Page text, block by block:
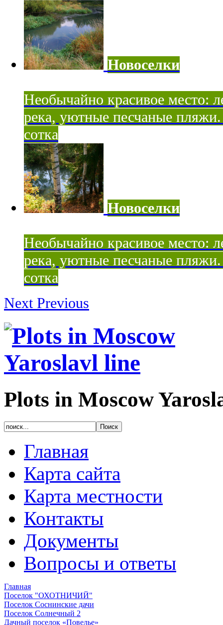
Новоселки
Необычайно красивое место:
река, уютные песчаные
сотка
Новоселки
Необычайно красивое место:
река, уютные песчаные
сотка
Next Previous
Plots in Moscow
Главная
Карта сайта
Карта местности
Контакты
Документы
Вопросы и ответы
Главная
Поселок "ОХОТНИЧИЙ"
Поселок Соснинские дачи
Поселок Солнечный 2
Дачный поселок «Повелье»